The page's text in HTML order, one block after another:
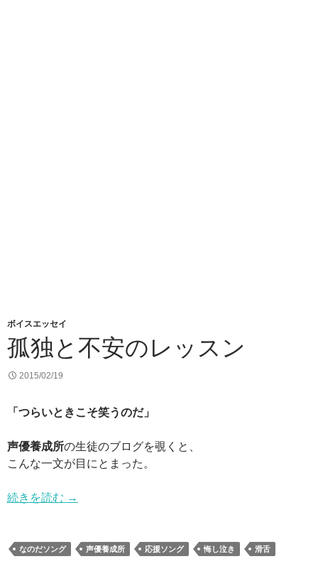
ボイスエッセイ
孤独と不安のレッスン
2015/02/19
「つらいときこそ笑うのだ」
声優養成所の生徒のブログを覗くと、
こんな一文が目にとまった。
続きを読む →
なのだソング 声優養成所 応援ソング 悔し泣き 滑舌